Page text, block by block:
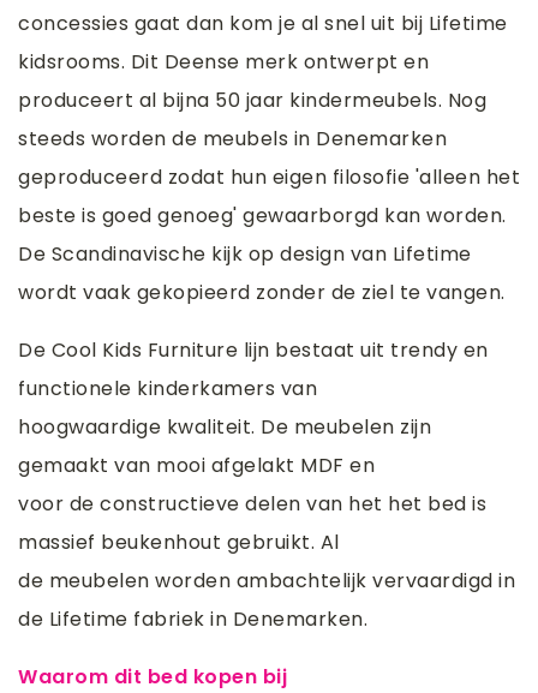
concessies gaat dan kom je al snel uit bij Lifetime
kidsrooms. Dit Deense merk ontwerpt en
produceert al bijna 50 jaar kindermeubels. Nog
steeds worden de meubels in Denemarken
geproduceerd zodat hun eigen filosofie 'alleen het
beste is goed genoeg' gewaarborgd kan worden.
De Scandinavische kijk op design van Lifetime
wordt vaak gekopieerd zonder de ziel te vangen.
De Cool Kids Furniture lijn bestaat uit trendy en
functionele kinderkamers van
hoogwaardige kwaliteit. De meubelen zijn
gemaakt van mooi afgelakt MDF en
voor de constructieve delen van het het bed is
massief beukenhout gebruikt. Al
de meubelen worden ambachtelijk vervaardigd in
de Lifetime fabriek in Denemarken.
Waarom dit bed kopen bij